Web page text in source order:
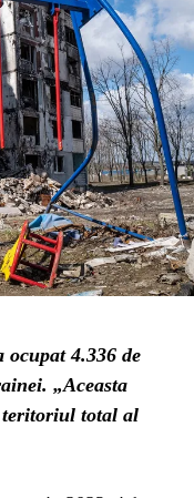
ocupat 4.336 de
„Aceasta
teritoriul total al